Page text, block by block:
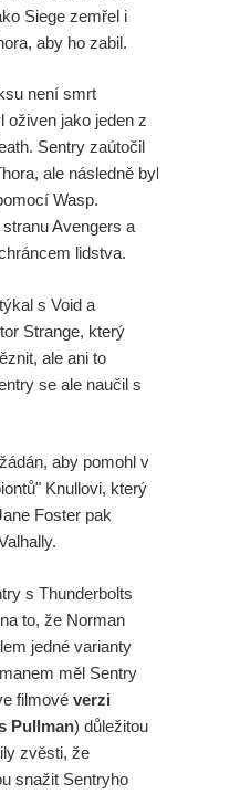
Siege zemřel i
aby ho zabil.
není smrt
oživen jako jeden z
Sentry zaútočil
ale následně byl
Wasp.
Avengers a
lidstva.
s Void a
Strange, který
ale ani to
se ale naučil s
aby pomohl v
Knullovi, který
Foster pak
s Thunderbolts
to, že Norman
jedné varianty
měl Sentry
filmové verzi
Pullman) důležitou
zvěsti, že
snažit Sentryho